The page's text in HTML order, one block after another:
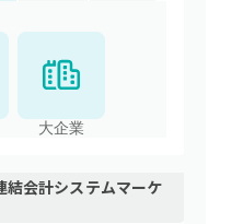
大企業
結会計システムマーケ